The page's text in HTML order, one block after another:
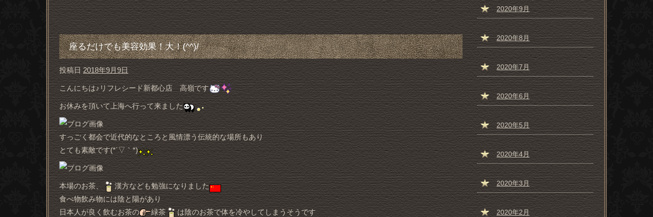
座るだけでも美容効果！大！(^^)/
投稿日 2018年9月9日
こんにちは♪リフレシード新都心店 高嶺です
お休みを頂いて上海へ行って来ました
すっごく都会で近代的なところと風情漂う伝統的な場所もあり
とても素敵です(*´▽｀*)
本場のお茶、
漢方なども勉強になりました
食べ物飲み物には陰と陽があり
日本人が良く飲むお茶の
緑茶 は陰のお茶で体を冷やしてしまうそうです
2020年9月
2020年8月
2020年7月
2020年6月
2020年5月
2020年4月
2020年3月
2020年2月